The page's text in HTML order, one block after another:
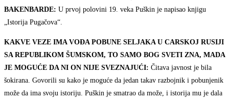
BAKENBARDE: U prvoj polovini 19. veka Puškin je napisao knjigu
„Istorija Pugačova“.
KAKVE VEZE IMA VOĐA POBUNE SELJAKA U CARSKOJ RUSIJI
SA REPUBLIKOM ŠUMSKOM, TO SAMO BOG SVETI ZNA, MADA
JE MOGUĆE DA NI ON NIJE SVEZNAJUĆI: Čitava javnost je bila
šokirana. Govorili su kako je moguće da jedan takav razbojnik i pobunjenik
može da ima svoju istoriju. Puškin je smatrao da može, i istorija mu je dala